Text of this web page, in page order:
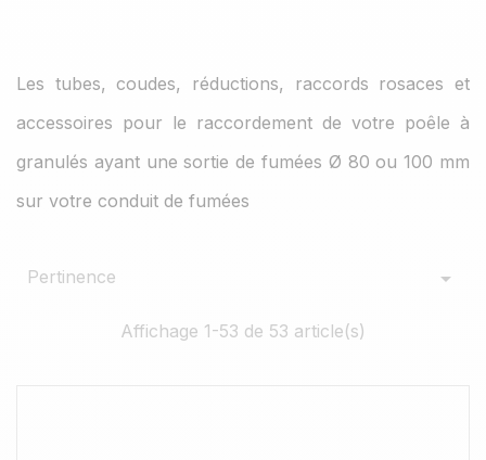
Les tubes, coudes, réductions, raccords rosaces et
accessoires pour le raccordement de votre poêle à
granulés ayant une sortie de fumées Ø 80 ou 100 mm
sur votre conduit de fumées
Pertinence 
Affichage 1-53 de 53 article(s)